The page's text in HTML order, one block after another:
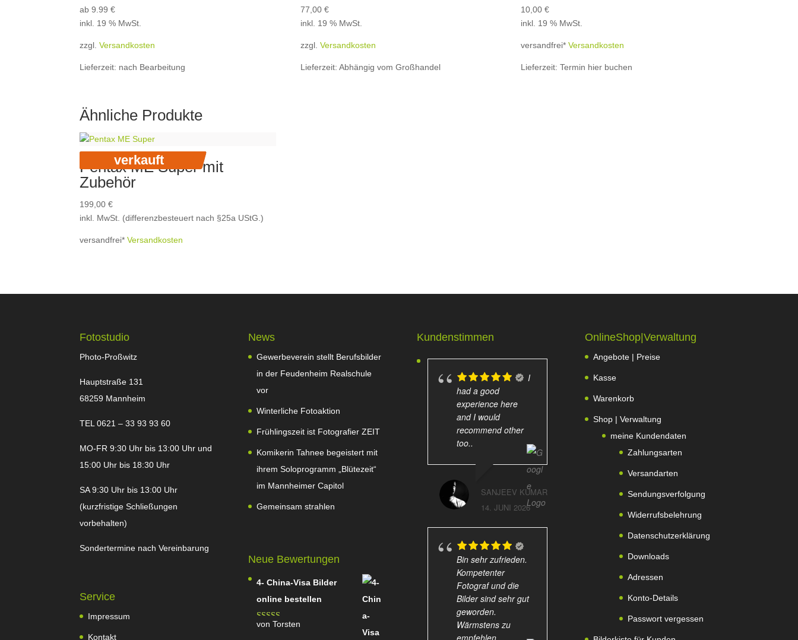
ab 9.99 €
inkl. 19 % MwSt.
zzgl.Versandkosten
Lieferzeit: nach Bearbeitung
77,00 €
inkl. 19 % MwSt.
zzgl. Versandkosten
Lieferzeit: Abhängig vom Großhandel
10,00€
inkl. 19 % MwSt.
versandfrei*Versandkosten
Lieferzeit:Termin hier buchen
Ähnliche Produkte
verkauft
Pentax ME Super mit
Zubehör
199,00€
inkl. MwSt. (differenzbesteuert nach §25a UStG.)
versandfrei*Versandkosten
Fotostudio
Photo-Proßwitz
Hauptstraße 131
68259 Mannheim
TEL 0621 – 33 93 93 60
MO-FR 9:30 Uhr bis 13:00 Uhr und
15:00 Uhr bis 18:30 Uhr
SA 9:30 Uhr bis 13:00 Uhr
(kurzfristige Schließungen
vorbehalten)
Sondertermine nach Vereinbarung
Service
Impressum
Kontakt
News
Gewerbeverein stellt Berufsbilder
in der Feudenheim Realschule
vor
Winterliche Fotoaktion
Frühlingszeit ist Fotografier ZEIT
Komikerin Tahnee begeistert mit
ihrem Soloprogramm „Blütezeit“
im Mannheimer Capitol
Gemeinsam strahlen
Neue Bewertungen
4- China-Visa Bilder
online bestellen
Bewertet mit
von Torsten
Kundenstimmen
I
had a good
experience here
and I would
recommend other
too..
SANJEEV KUMAR
14. JUNI 2026
Bin sehr zufrieden.
Kompetenter
Fotograf und die
Bilder sind sehr gut
geworden.
Wärmstens zu
OnlineShop|Verwaltung
Angebote | Preise
Kasse
Warenkorb
Shop | Verwaltung
meine Kundendaten
Zahlungsarten
Versandarten
Sendungsverfolgung
Widerrufsbelehrung
Datenschutzerklärung
Downloads
Adressen
Konto-Details
Passwort vergessen